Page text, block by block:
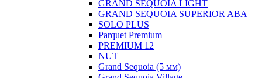
GRAND SEQUOIA LIGHT
GRAND SEQUOIA SUPERIOR ABA
SOLO PLUS
Parquet Premium
PREMIUM 12
NUT
Grand Sequoia (5 мм)